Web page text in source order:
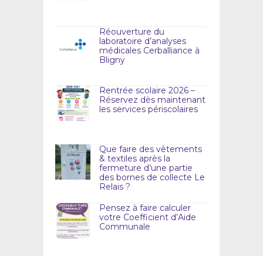
Réouverture du
laboratoire d’analyses
médicales Cerballiance à
Bligny
Rentrée scolaire 2026 –
Réservez dès maintenant
les services périscolaires
Que faire des vêtements
& textiles après la
fermeture d’une partie
des bornes de collecte Le
Relais ?
Pensez à faire calculer
votre Coefficient d’Aide
Communale